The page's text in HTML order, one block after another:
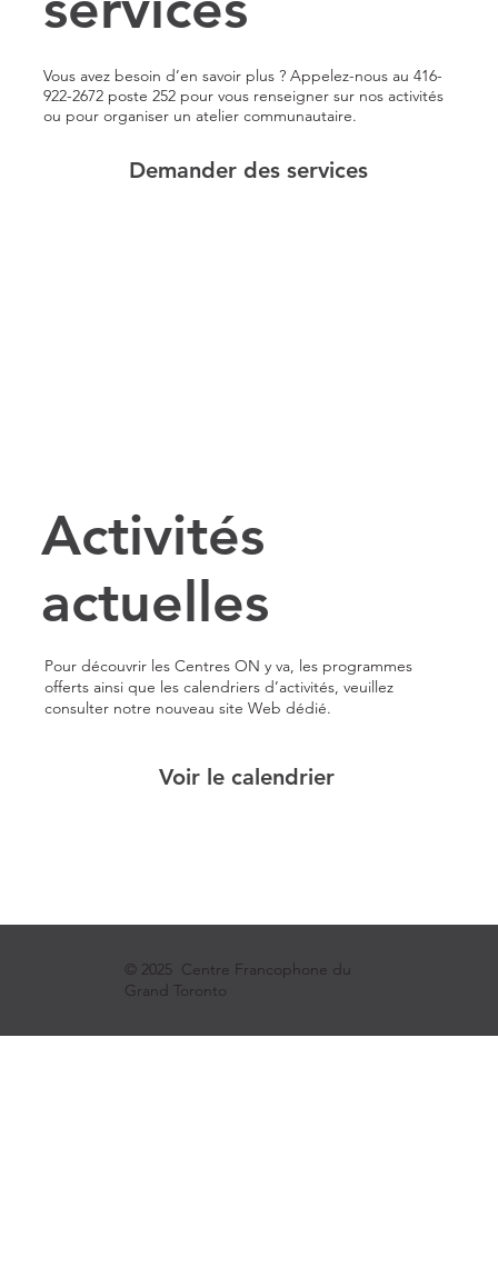
Vous avez besoin d’en savoir plus ? Appelez-nous au 416-
922-2672 poste 252 pour vous renseigner sur nos activités
ou pour organiser un atelier communautaire.
Demander des services
Activités
actuelles
Pour découvrir les Centres ON y va, les programmes
offerts ainsi que les calendriers d’activités, veuillez
consulter notre nouveau site Web dédié.
Voir le calendrier
© 2025 Centre Francophone du
Grand Toronto